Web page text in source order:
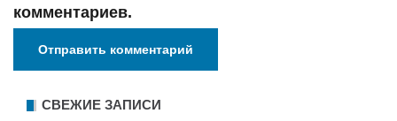
комментариев.
СВЕЖИЕ ЗАПИСИ